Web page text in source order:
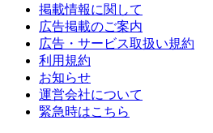
掲載情報に関して
広告掲載のご案内
広告・サービス取扱い規約
利用規約
お知らせ
運営会社について
緊急時はこちら